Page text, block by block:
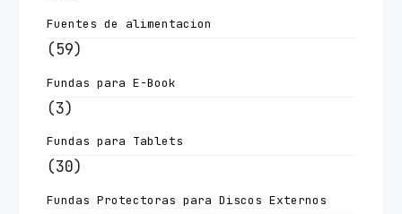
Fuentes de alimentacion
(59)
Fundas para E-Book
(3)
Fundas para Tablets
(30)
Fundas Protectoras para Discos Externos